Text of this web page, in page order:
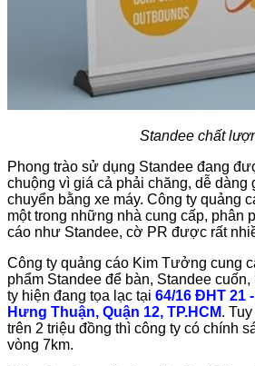
Standee chất
Phong trào sử dụng Standee đang
chuộng vì giá cả phải chăng, dễ dàng
chuyển bằng xe máy. Công ty quảng
một trong những nhà cung cấp, phân
cáo như Standee, cờ PR được rất
Công ty quảng cáo Kim Tưởng cung
phẩm Standee để bàn, Standee
ty hiện đang tọa lạc tại 64/16 ĐHT 21
Hưng Thuận, Quận 12, TP.HCM.
trên 2 triệu đồng thì công ty có chính
vòng 7km.